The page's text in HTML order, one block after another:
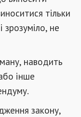
тільки
не
наводить
інше
закону,